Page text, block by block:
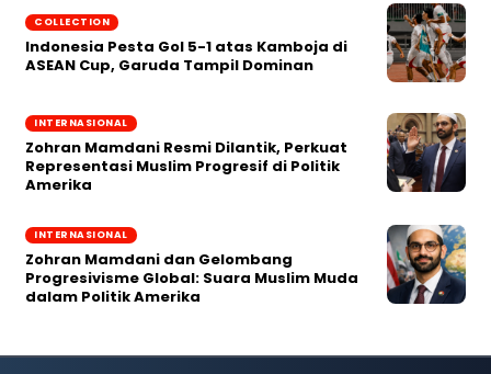
COLLECTION
Indonesia Pesta Gol 5-1 atas Kamboja di
ASEAN Cup, Garuda Tampil Dominan
INTERNASIONAL
Zohran Mamdani Resmi Dilantik, Perkuat
Representasi Muslim Progresif di Politik
Amerika
INTERNASIONAL
Zohran Mamdani dan Gelombang
Progresivisme Global: Suara Muslim Muda
dalam Politik Amerika